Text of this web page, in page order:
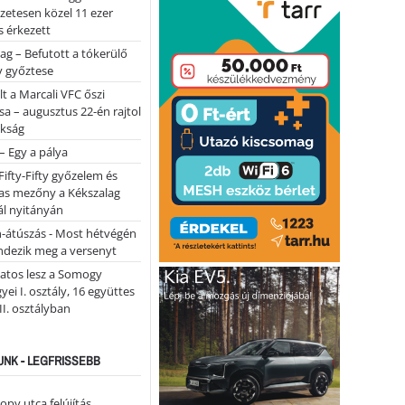
közel 11 ezer
érkezett
– Befutott a tókerülő
győztese
a Marcali VFC őszi
– augusztus 22-én rajtol
Egy a pálya
Fifty győzelem és
mezőny a Kékszalag
nyitányán
átúszás - Most hétvégén
meg a versenyt
lesz a Somogy
I. osztály, 16 együttes
osztályban
- LEGFRISSEBB